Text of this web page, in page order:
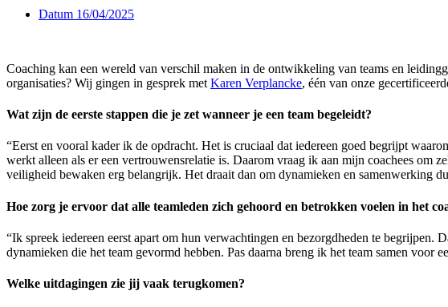
Datum 16/04/2025
Coaching kan een wereld van verschil maken in de ontwikkeling van teams en
organisaties? Wij gingen in gesprek met Karen Verplancke, één van onze
Wat zijn de eerste stappen die je zet wanneer je een team begeleidt?
“Eerst en vooral kader ik de opdracht. Het is cruciaal dat iedereen goed begrijpt
werkt alleen als er een vertrouwensrelatie is. Daarom vraag ik aan mijn coachees om
veiligheid bewaken erg belangrijk. Het draait dan om dynamieken en samenwerking
Hoe zorg je ervoor dat alle teamleden zich gehoord en betrokken voelen in het
“Ik spreek iedereen eerst apart om hun verwachtingen en bezorgdheden te
dynamieken die het team gevormd hebben. Pas daarna breng ik het team samen voor
Welke uitdagingen zie jij vaak terugkomen?